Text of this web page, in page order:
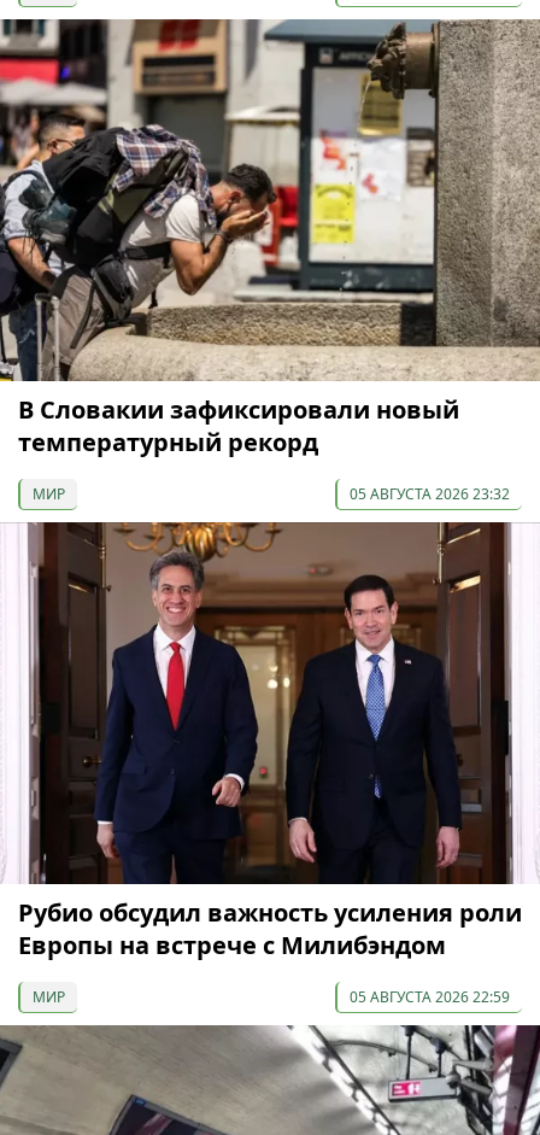
В Словакии зафиксировали новый
температурный рекорд
МИР 05 АВГУСТА 2026 23:32
Рубио обсудил важность усиления роли
Европы на встрече с Милибэндом
МИР 05 АВГУСТА 2026 22:59